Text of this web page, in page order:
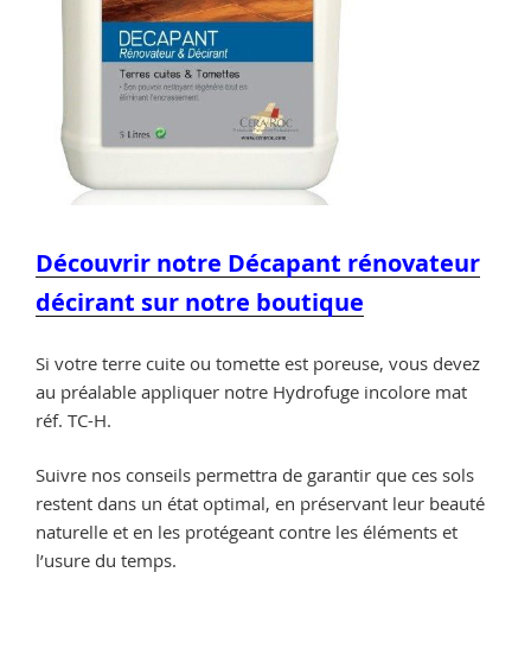
Découvrir notre Décapant rénovateur
décirant sur notre boutique
Si votre terre cuite ou tomette est poreuse, vous devez
au préalable appliquer notre Hydrofuge incolore mat
réf. TC-H.
Suivre nos conseils permettra de garantir que ces sols
restent dans un état optimal, en préservant leur beauté
naturelle et en les protégeant contre les éléments et
l’usure du temps.